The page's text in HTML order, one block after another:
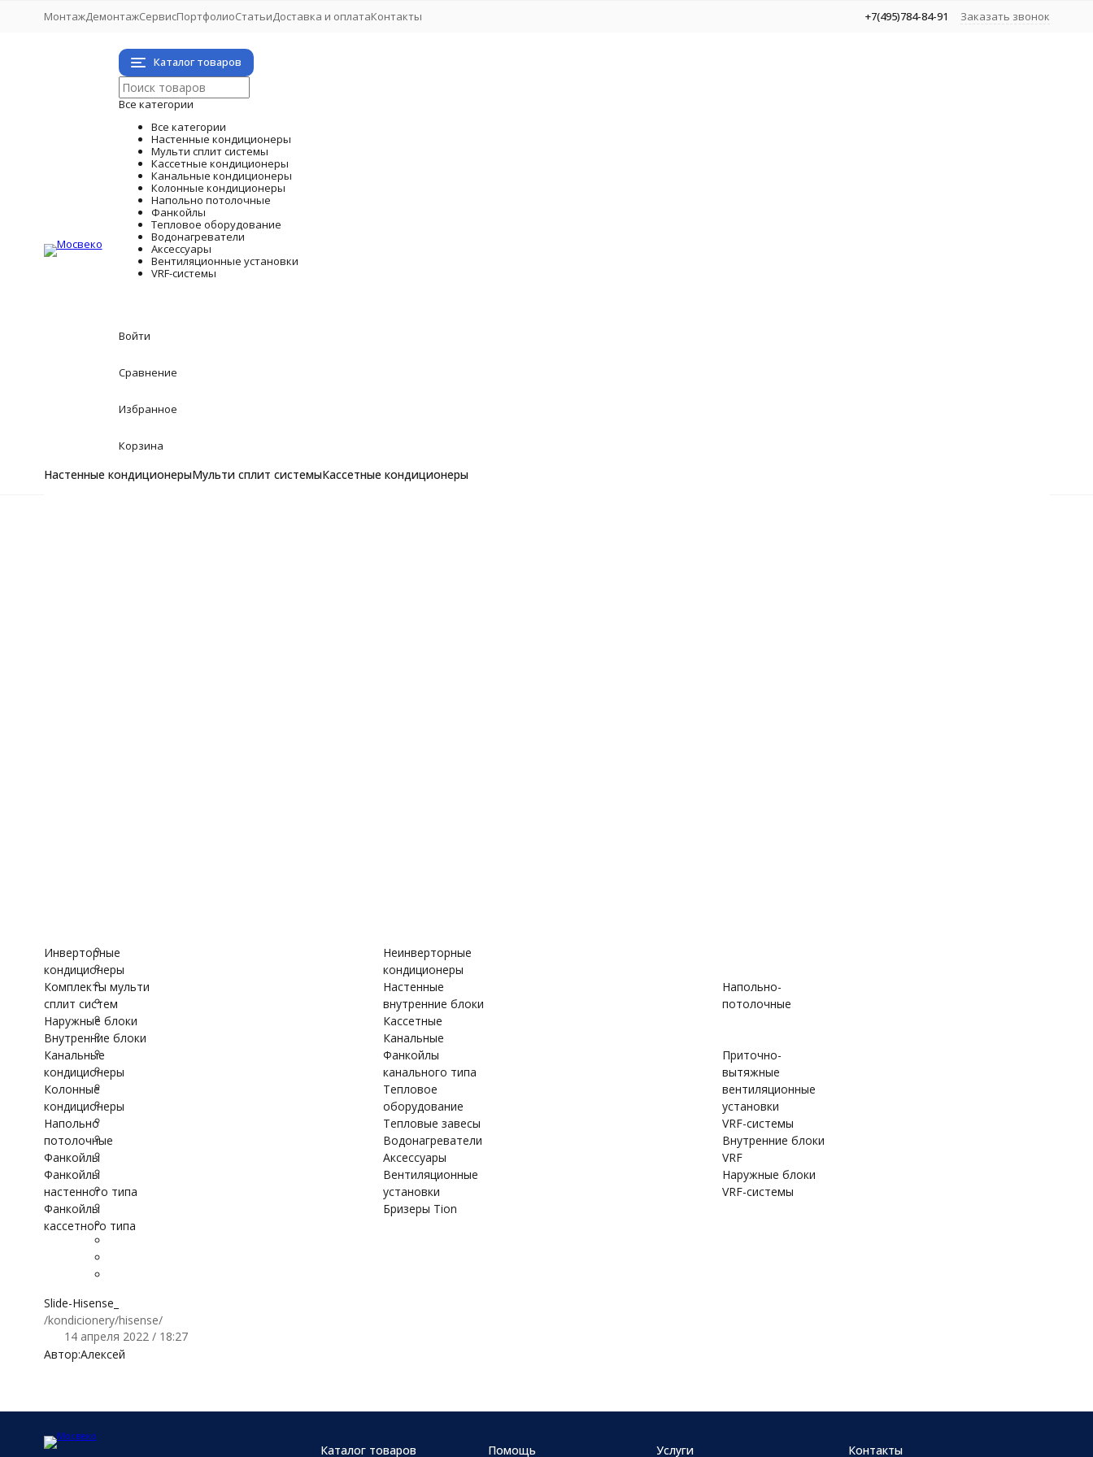
МонтажДемонтажСервисПортфолиоСтатьиДоставка и оплатаКонтакты +7(495)784-84-91 Заказать звонок
Каталог товаров
Все категории
Все категории
Настенные кондиционеры
Мульти сплит системы
Кассетные кондиционеры
Канальные кондиционеры
Колонные кондиционеры
Напольно потолочные
Фанкойлы
Тепловое оборудование
Водонагреватели
Аксессуары
Вентиляционные установки
VRF-системы
Войти
Сравнение
Избранное
Корзина
Настенные кондиционерыМульти сплит системыКассетные кондиционеры
Инверторные
кондиционеры
Неинверторные
кондиционеры
Комплекты мульти
сплит систем
Наружные блоки
Внутренние блоки
Настенные
внутренние блоки
Кассетные
Канальные
Напольно-
потолочные
Канальные
кондиционеры
Колонные
кондиционеры
Напольно
потолочные
Фанкойлы
Фанкойлы
настенного типа
Фанкойлы
кассетного типа
Фанкойлы
канального типа
Тепловое
оборудование
Тепловые завесы
Водонагреватели
Аксессуары
Вентиляционные
установки
Бризеры Tion
Приточно-
вытяжные
вентиляционные
установки
VRF-системы
Внутренние блоки
VRF
Наружные блоки
VRF-системы
Slide-Hisense_
/kondicionery/hisense/
14 апреля 2022 / 18:27
Автор:Алексей
Каталог товаров Помощь Услуги Контакты